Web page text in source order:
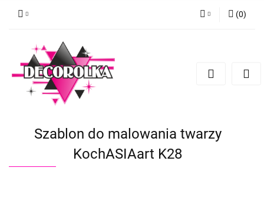
Dodaj zgłoszenie
(0)
Szablon do malowania twarzy
KochASIAart K28